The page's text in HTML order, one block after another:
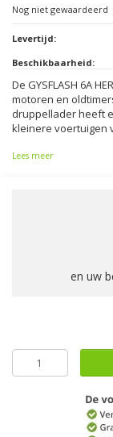
Nog niet gewaardeerd
Levertijd:
Beschikbaarheid:
De GYSFLASH 6A
motoren en
druppellader heeft
kleinere voertuigen
Lees meer
en uw